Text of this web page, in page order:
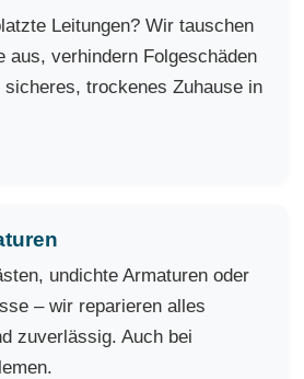
Leitungen? Wir tauschen
aus, verhindern Folgeschäden
sicheres, trockenes Zuhause in
undichte Armaturen oder
– wir reparieren alles
zuverlässig. Auch bei